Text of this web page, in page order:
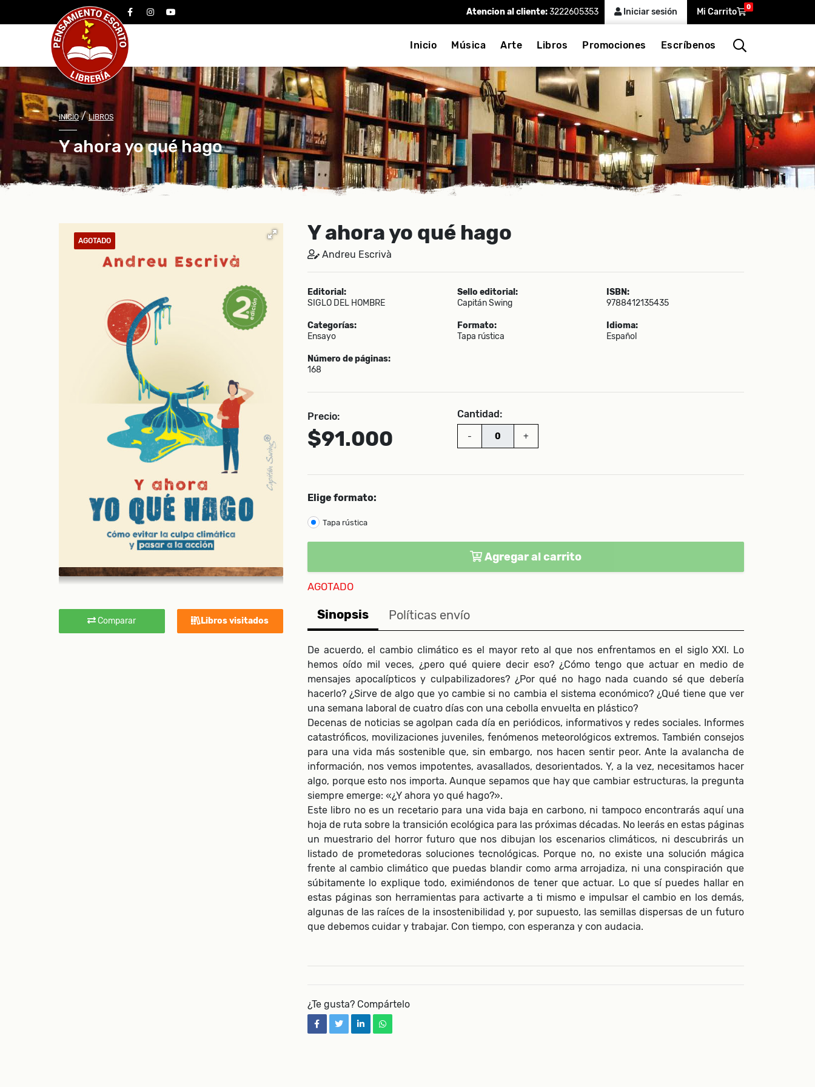
facebookinstagram
youtube Atencion al cliente:3222605353 Iniciar sesión Mi Carrito 0
Inicio Música Arte Libros Promociones Escríbenos
INICIO/LIBROS
Y ahora yo qué hago
AGOTADO Y ahora yo qué hago
Andreu Escrivà
Editorial:
SIGLO DEL HOMBRE
Sello editorial:
Capitán Swing
ISBN:
9788412135435
Categorías:
Ensayo
Formato:
Tapa rústica
Idioma:
Español
Número de páginas:
168
Precio:
$91.000
Cantidad:
- +
Elige formato:
Tapa rústica
Agregar al carrito
AGOTADO
Comparar Libros visitados Sinopsis Políticas envío
De acuerdo, el cambio climático es el mayor reto al que nos enfrentamos en el siglo XXI. Lo
hemos oído mil veces, ¿pero qué quiere decir eso? ¿Cómo tengo que actuar en medio de
mensajes apocalípticos y culpabilizadores? ¿Por qué no hago nada cuando sé que debería
hacerlo? ¿Sirve de algo que yo cambie si no cambia el sistema económico? ¿Qué tiene que ver
una semana laboral de cuatro días con una cebolla envuelta en plástico?
Decenas de noticias se agolpan cada día en periódicos, informativos y redes sociales. Informes
catastróficos, movilizaciones juveniles, fenómenos meteorológicos extremos. También consejos
para una vida más sostenible que, sin embargo, nos hacen sentir peor. Ante la avalancha de
información, nos vemos impotentes, avasallados, desorientados. Y, a la vez, necesitamos hacer
algo, porque esto nos importa. Aunque sepamos que hay que cambiar estructuras, la pregunta
siempre emerge: «¿Y ahora yo qué hago?».
Este libro no es un recetario para una vida baja en carbono, ni tampoco encontrarás aquí una
hoja de ruta sobre la transición ecológica para las próximas décadas. No leerás en estas páginas
un muestrario del horror futuro que nos dibujan los escenarios climáticos, ni descubrirás un
listado de prometedoras soluciones tecnológicas. Porque no, no existe una solución mágica
frente al cambio climático que puedas blandir como arma arrojadiza, ni una conspiración que
súbitamente lo explique todo, eximiéndonos de tener que actuar. Lo que sí puedes hallar en
estas páginas son herramientas para activarte a ti mismo e impulsar el cambio en los demás,
algunas de las raíces de la insostenibilidad y, por supuesto, las semillas dispersas de un futuro
que debemos cuidar y trabajar. Con tiempo, con esperanza y con audacia.
¿Te gusta? Compártelo
facebooktwitterlinkedinwhatsapp